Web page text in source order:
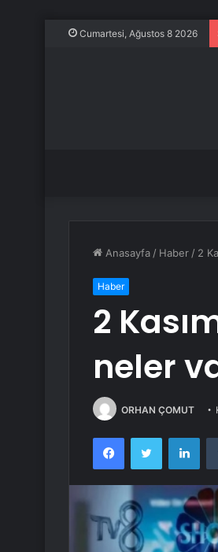
Cumartesi, Ağustos 8 2026
Anasayfa / Haber / 2
Haber
2
neler
ORHAN ÇOMUT
FacebookTwitter